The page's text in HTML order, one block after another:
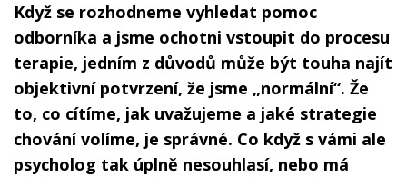
Když se rozhodneme vyhledat pomoc
odborníka a jsme ochotni vstoupit do procesu
terapie, jedním z důvodů může být touha najít
objektivní potvrzení, že jsme „normální“. Že
to, co cítíme, jak uvažujeme a jaké strategie
chování volíme, je správné. Co když s vámi ale
psycholog tak úplně nesouhlasí, nebo má